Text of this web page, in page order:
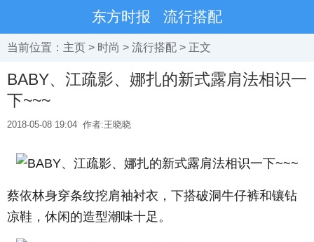
东方时报 流行搭配
当前位置： 主页 > 时尚 > 流行搭配 > 正文
BABY、江疏影、娜扎的新式露肩法相识一
下~~~
2018-05-08 19:04 作者:王晓晓
蔡依林身穿条纹挖肩袖衬衣，下搭破洞牛仔裤和镶钻
凉鞋，休闲的造型潮味十足。